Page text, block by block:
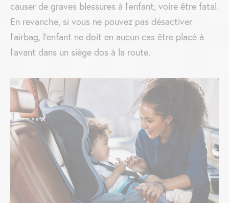
causer de graves blessures à l’enfant, voire être fatal.
En revanche, si vous ne pouvez pas désactiver
l’airbag, l’enfant ne doit en aucun cas être placé à
l’avant dans un siège dos à la route.